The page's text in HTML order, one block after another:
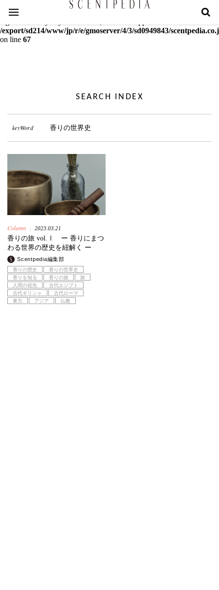
Warning
: mcrypt_decrypt(): Key of size 18 not supported by this
/export/sd214/www/jp/r/e/gmoserver/4/3/sd0949843/
on line 67
SEARCH INDEX
keyWord 香りの世界史
Column 2023.03.21
香りの旅 vol.Ⅰ ー 香りにまつ
わる世界の歴史を紐解く ー
Scentpedia編集部
香りの歴史
香りの世界史
香りを知る
香りの旅
旅
人間の祖先
古代エジプト
古代ギリシャ
古代ローマ
東方
アジア 仏教